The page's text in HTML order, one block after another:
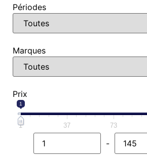
Périodes
Marques
Prix
1
1 37 73
-